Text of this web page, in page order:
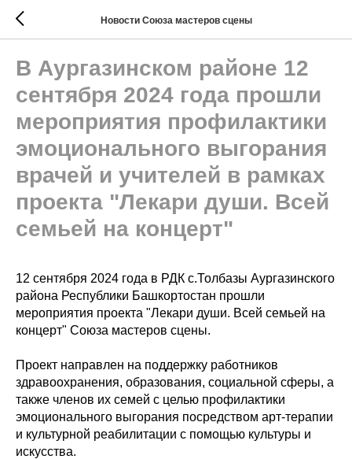
Новости Союза мастеров сцены
В Аургазинском районе 12
сентября 2024 года прошли
мероприятия профилактики
эмоционального выгорания
врачей и учителей в рамках
проекта "Лекари души. Всей
семьей на концерт"
12 сентября 2024 года в РДК с.Толбазы Аургазинского
района Республики Башкортостан прошли
мероприятия проекта "Лекари души. Всей семьей на
концерт" Союза мастеров сцены.
Проект направлен на поддержку работников
здравоохранения, образования, социальной сферы, а
также членов их семей с целью профилактики
эмоционального выгорания посредством арт-терапии
и культурной реабилитации с помощью культуры и
искусства.